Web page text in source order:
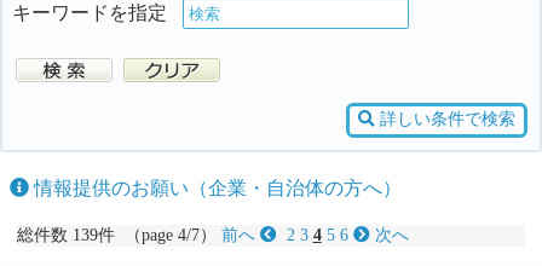
キーワードを指定
詳しい条件で検索
情報提供のお願い（企業・自治体の方へ）
総件数 139件 （page 4/7） 前へ 2 3 4 5 6 次へ